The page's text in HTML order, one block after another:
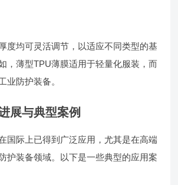
度均可灵活调节，以适应不同类型的基
，薄型TPU薄膜适用于轻量化服装，而
业防护装备。
展与典型案例
国际上已得到广泛应用，尤其是在高端
护装备领域。以下是一些典型的应用案